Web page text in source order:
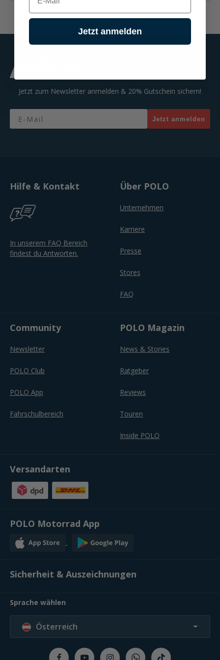
Jetzt zum Newsletter anmelden & 20% Gutschein sichern!
Email
Jetzt anmelden
Hilfe & Kontakt
In unserem FAQ Bereich
findest du Antworten.
Über POLO
Unternehmen
Karriere
Presse
Stores
FAQ
Community
Newsletter
POLO Club
POLO App
Fahrschulbereich
POLO Magazin
News & Stories
Ratgeber
Reviews
Touren
Inside POLO
Versandarten
POLO Motorrad App
Sicherheit & Auszeichnungen
Sprache wählen
Österreich
Jetzt anmelden